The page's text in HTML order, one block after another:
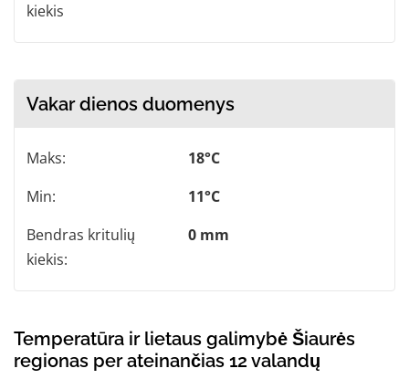
kiekis
Vakar dienos duomenys
Maks:
18°C
Min:
11°C
Bendras kritulių
kiekis:
0 mm
Temperatūra ir lietaus galimybė Šiaurės
regionas per ateinančias 12 valandų